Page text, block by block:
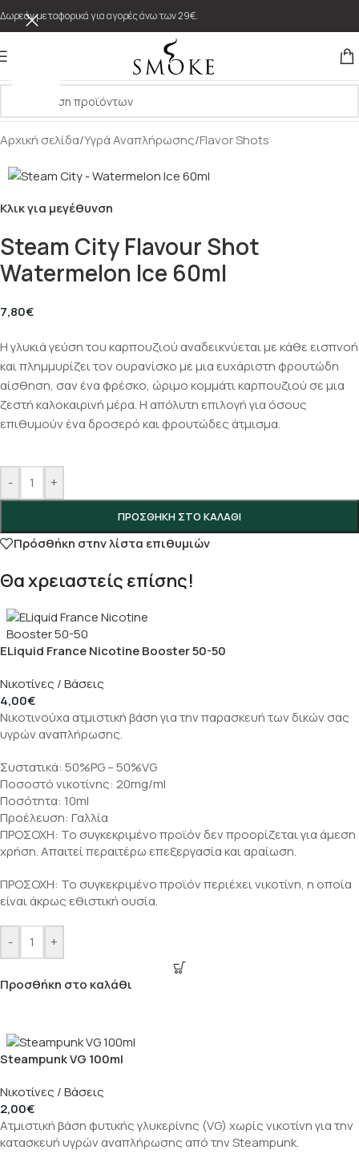
Δωρεάν μεταφορικά για αγορές άνω των 29€.
Αρχική σελίδα/Υγρά Αναπλήρωσης/Flavor Shots
Κλικ για μεγέθυνση
Steam City Flavour Shot
Watermelon Ice 60ml
7,80€
Η γλυκιά γεύση του καρπουζιού αναδεικνύεται με κάθε εισπνοή
και πλημμυρίζει τον ουρανίσκο με μια ευχάριστη φρουτώδη
αίσθηση, σαν ένα φρέσκο, ώριμο κομμάτι καρπουζιού σε μια
ζεστή καλοκαιρινή μέρα. Η απόλυτη επιλογή για όσους
επιθυμούν ένα δροσερό και φρουτώδες άτμισμα.
- +
ΠΡΟΣΘΉΚΗ ΣΤΟ ΚΑΛΆΘΙ
Πρόσθήκη στην λίστα επιθυμιών
Θα χρειαστείς επίσης!
ELiquid France Nicotine Booster 50-50
Νικοτίνες / Βάσεις
4,00€
Νικοτινούχα ατμιστική βάση για την παρασκευή των δικών σας
υγρών αναπλήρωσης.
Συστατικά: 50%PG – 50%VG
Ποσοστό νικοτίνης: 20mg/ml
Ποσότητα: 10ml
Προέλευση: Γαλλία
ΠΡΟΣΟΧΗ: Το συγκεκριμένο προϊόν δεν προορίζεται για άμεση
χρήση. Απαιτεί περαιτέρω επεξεργασία και αραίωση.
ΠΡΟΣΟΧΗ: Το συγκεκριμένο προϊόν περιέχει νικοτίνη, η οποία
είναι άκρως εθιστική ουσία.
- +
Προσθήκη στο καλάθι
Steampunk VG 100ml
Νικοτίνες / Βάσεις
2,00€
Ατμιστική βάση φυτικής γλυκερίνης (VG) χωρίς νικοτίνη για την
κατασκευή υγρών αναπλήρωσης από την Steampunk.